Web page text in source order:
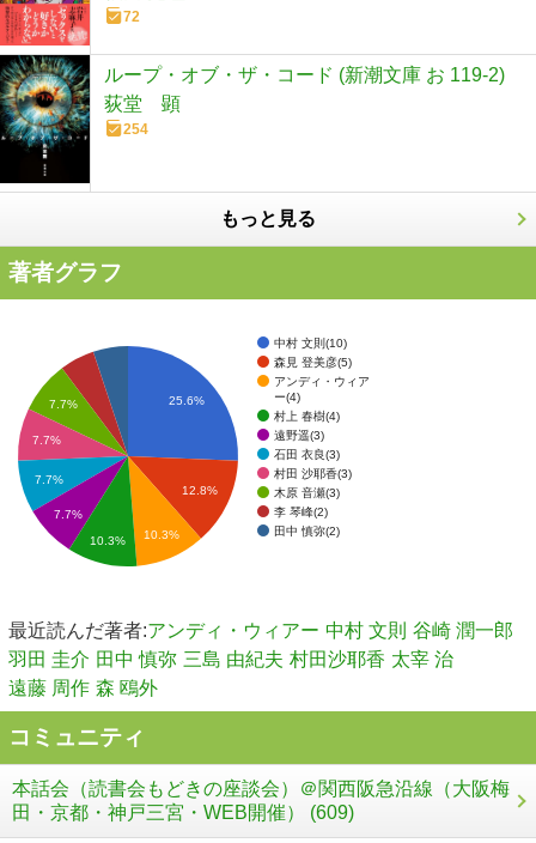
72
ループ・オブ・ザ・コード (新潮文庫 お 119-2)
荻堂 顕
254
もっと見る
著者グラフ
中村 文則(10)
森見 登美彦(5)
アンディ・ウィア
ー(4)
村上 春樹(4)
遠野遥(3)
石田 衣良(3)
村田 沙耶香(3)
木原 音瀬(3)
李 琴峰(2)
田中 慎弥(2)
25.6%
12.8%
10.3%
7.7%
7.7%
7.7%
7.7%
10.3%
最近読んだ著者:アンディ・ウィアー 中村 文則 谷崎 潤一郎
羽田 圭介 田中 慎弥 三島 由紀夫 村田沙耶香 太宰 治
遠藤 周作 森 鴎外
コミュニティ
本話会（読書会もどきの座談会）＠関西阪急沿線（大阪梅
田・京都・神戸三宮・WEB開催） (609)